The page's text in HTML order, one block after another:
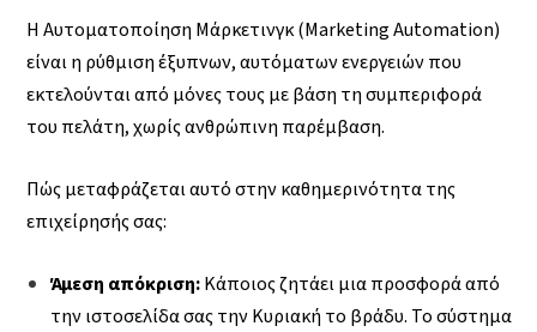
Η Αυτοματοποίηση Μάρκετινγκ (Marketing Automation)
είναι η ρύθμιση έξυπνων, αυτόματων ενεργειών που
εκτελούνται από μόνες τους με βάση τη συμπεριφορά
του πελάτη, χωρίς ανθρώπινη παρέμβαση.
Πώς μεταφράζεται αυτό στην καθημερινότητα της
επιχείρησής σας:
Άμεση απόκριση:Κάποιος ζητάει μια προσφορά από
την ιστοσελίδα σας την Κυριακή το βράδυ. Το σύστημα